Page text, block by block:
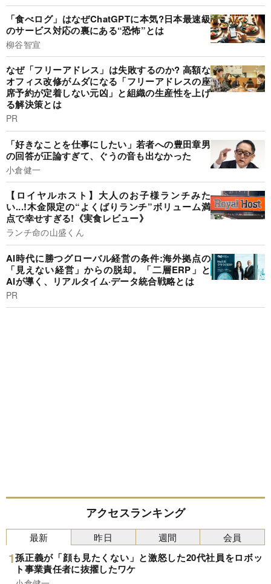
「食べログ」はなぜChatGPTに本気?日本最速級
のサービス対応の裏にある“恐怖”とは
柳谷智宣
なぜ「フリーアドレス」は失敗するのか? 高額な
オフィス改修がムダになる「フリーアドレスの座
席予約が定着しない元凶」と組織の生産性を上げ
る解決策とは
PR
「好きなことを仕事にしたい」若者への豊田章男
の回答が正論すぎて、ぐうの音も出なかった
小倉健一
【ロイヤルホスト】大人のお子様ランチみた
い...!木金限定の“よくばりランチ”ボリューム満
点で幸せすぎる!《実食レビュー》
ランチ命の山盛くん
AI時代に勝つグローバル経営の条件:海外拠点の
「見えない経営」からの脱却。「二層ERP」と
AIが導く、リアルタイム·データ統合戦略とは
PR
アクセスランキング
最新
孫正義が「顔も見たくない」と激怒した20代社員をロボッ
ト事業責任者に抜擢したワケ
昨日 週間 会員